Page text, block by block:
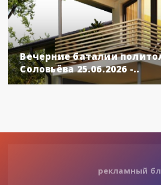
Вечерние баталии
Соловьёва 25.06.2026 -..
рекламный